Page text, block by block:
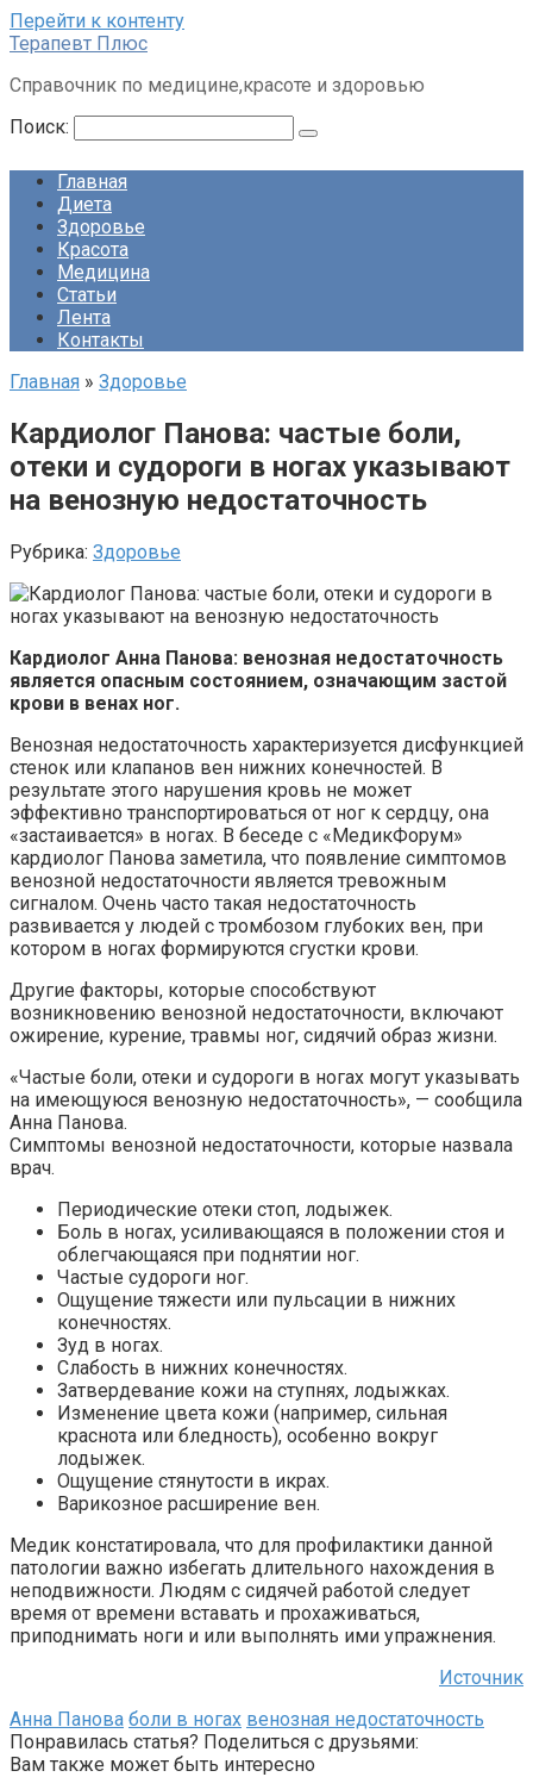
Перейти к контенту
Терапевт Плюс
Справочник по медицине,красоте и здоровью
Поиск:
Главная
Диета
Здоровье
Красота
Медицина
Статьи
Лента
Контакты
Главная » Здоровье
Кардиолог Панова: частые боли,
отеки и судороги в ногах указывают
на венозную недостаточность
Рубрика: Здоровье
Кардиолог Анна Панова: венозная недостаточность
является опасным состоянием, означающим застой
крови в венах ног.
Венозная недостаточность характеризуется дисфункцией
стенок или клапанов вен нижних конечностей. В
результате этого нарушения кровь не может
эффективно транспортироваться от ног к сердцу, она
«застаивается» в ногах. В беседе с «МедикФорум»
кардиолог Панова заметила, что появление симптомов
венозной недостаточности является тревожным
сигналом. Очень часто такая недостаточность
развивается у людей с тромбозом глубоких вен, при
котором в ногах формируются сгустки крови.
Другие факторы, которые способствуют
возникновению венозной недостаточности, включают
ожирение, курение, травмы ног, сидячий образ жизни.
«Частые боли, отеки и судороги в ногах могут указывать
на имеющуюся венозную недостаточность», — сообщила
Анна Панова.
Симптомы венозной недостаточности, которые назвала
врач.
Периодические отеки стоп, лодыжек.
Боль в ногах, усиливающаяся в положении стоя и
облегчающаяся при поднятии ног.
Частые судороги ног.
Ощущение тяжести или пульсации в нижних
конечностях.
Зуд в ногах.
Слабость в нижних конечностях.
Затвердевание кожи на ступнях, лодыжках.
Изменение цвета кожи (например, сильная
краснота или бледность), особенно вокруг
лодыжек.
Ощущение стянутости в икрах.
Варикозное расширение вен.
Медик констатировала, что для профилактики данной
патологии важно избегать длительного нахождения в
неподвижности. Людям с сидячей работой следует
время от времени вставать и прохаживаться,
приподнимать ноги и или выполнять ими упражнения.
Источник
Анна Панова боли в ногах венозная недостаточность
Понравилась статья? Поделиться с друзьями:
Вам также может быть интересно